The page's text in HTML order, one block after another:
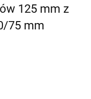
125 mm z
75 mm